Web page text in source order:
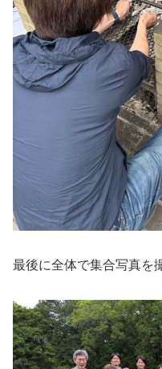
最後に全体で集合写真を